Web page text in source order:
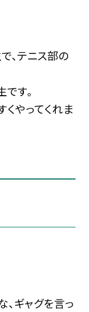
、テニス部の
す。
やってくれま
ギャグを言っ